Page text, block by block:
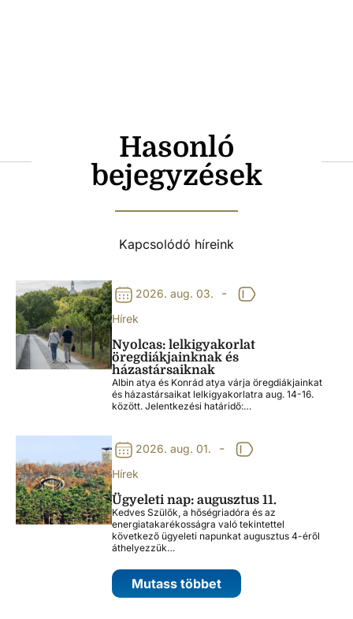
Hasonló
bejegyzések
Kapcsolódó híreink
2026. aug. 03. -
Hírek
Nyolcas: lelkigyakorlat
öregdiákjainknak és
házastársaiknak
Albin atya és Konrád atya várja öregdiákjainkat
és házastársaikat lelkigyakorlatra aug. 14-16.
között. Jelentkezési határidő:…
2026. aug. 01. -
Hírek
Ügyeleti nap: augusztus 11.
Kedves Szülők, a hőségriadóra és az
energiatakarékosságra való tekintettel
következő ügyeleti napunkat augusztus 4-éről
áthelyezzük…
Mutass többet